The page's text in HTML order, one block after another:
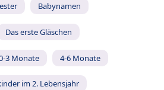
Babynamen
Das erste Gläschen
3 Monate 4-6 Monate
im 2. Lebensjahr